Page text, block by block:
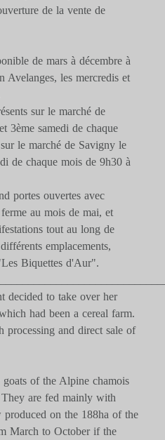
de la vente de
de mars à décembre à
Avelanges, les mercredis et
sur le marché de
3ème samedi de chaque
le marché de Savigny le
de chaque mois de 9h30 à
portes ouvertes avec
au mois de mai, et
tout au long de
emplacements,
Biquettes d'Aur".
decided to take over her
had been a cereal farm.
processing and direct sale of
of the Alpine chamois
are fed mainly with
on the 188ha of the
March to October if the